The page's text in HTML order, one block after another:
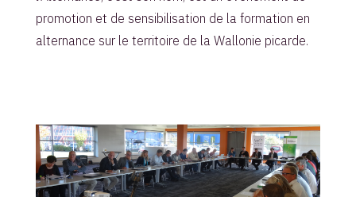
promotion et de sensibilisation de la formation en
alternance sur le territoire de la Wallonie picarde.